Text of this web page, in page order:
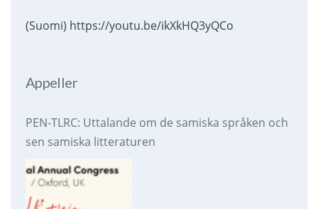
(Suomi) https://youtu.be/ikXkHQ3yQCo
Appeller
PEN-TLRC: Uttalande om de samiska språken och
sen samiska litteraturen